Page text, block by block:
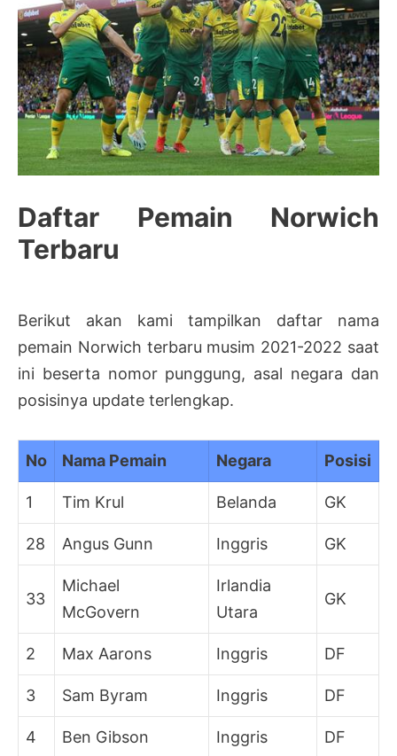
Daftar Pemain Norwich
Terbaru
Berikut akan kami tampilkan daftar nama
pemain Norwich terbaru musim 2021-2022 saat
ini beserta nomor punggung, asal negara dan
posisinya update terlengkap.
No Nama Pemain Negara Posisi
1 Tim Krul Belanda GK
28 Angus Gunn Inggris GK
33
Michael
McGovern
Irlandia
Utara
GK
2 Max Aarons Inggris DF
3 Sam Byram Inggris DF
4 Ben Gibson Inggris DF